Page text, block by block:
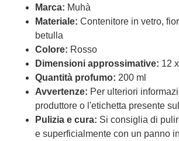
Marca: Muhà
Materiale: Contenitore in vetro,
betulla
Colore: Rosso
Dimensioni approssimative: 12
Quantità profumo: 200 ml
Avvertenze: Per ulteriori
produttore o l'etichetta presente
Pulizia e cura: Si consiglia di
e superficialmente con un panno